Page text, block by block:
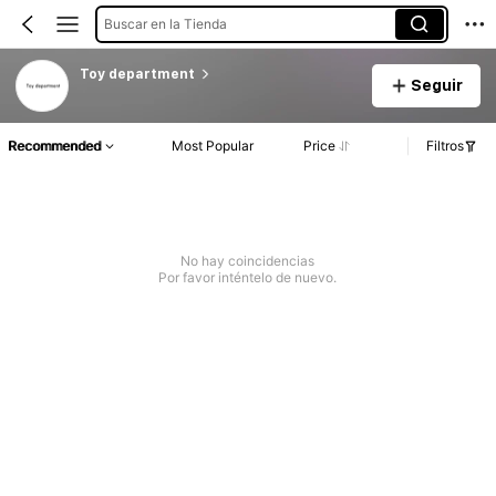
Buscar en la Tienda
Toy department
Seguir
Recommended Most Popular Price Filtros
No hay coincidencias
Por favor inténtelo de nuevo.